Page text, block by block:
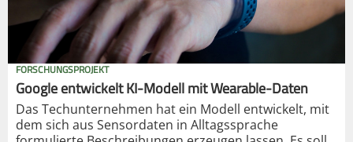
FORSCHUNGSPROJEKT
Google entwickelt KI-Modell mit Wearable-Daten
Das Techunternehmen hat ein Modell entwickelt, mit
dem sich aus Sensordaten in Alltagssprache